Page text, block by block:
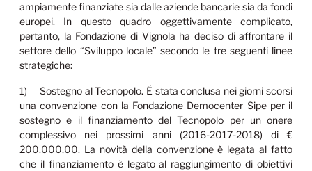
ampiamente finanziate sia dalle aziende bancarie sia da fondi
europei. In questo quadro oggettivamente complicato,
pertanto, la Fondazione di Vignola ha deciso di affrontare il
settore dello “Sviluppo locale” secondo le tre seguenti linee
strategiche:
1) Sostegno al Tecnopolo. É stata conclusa nei giorni scorsi
una convenzione con la Fondazione Democenter Sipe per il
sostegno e il finanziamento del Tecnopolo per un onere
complessivo nei prossimi anni (2016-2017-2018) di €
200.000,00. La novità della convenzione è legata al fatto
che il finanziamento è legato al raggiungimento di obiettivi